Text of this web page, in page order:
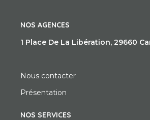
NOS AGENCES
1 Place De La Libération, 29660
Nous contacter
Présentation
NOS SERVICES